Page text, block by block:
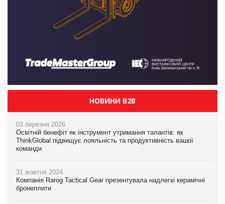
НОВИНИ B2B
03 березня 2026
Освітній бенефіт як інструмент утримання талантів: як
ThinkGlobal підвищує лояльність та продуктивність вашої
команди
31 жовтня 2024
Компанія Rarog Tactical Gear презентувала надлегкі керамічні
бронеплити